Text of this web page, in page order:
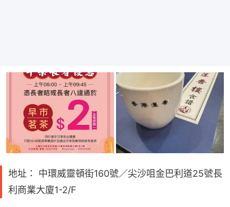
地址： 中環威靈頓街160號／尖沙咀金巴利道25號長
利商業大廈1-2/F